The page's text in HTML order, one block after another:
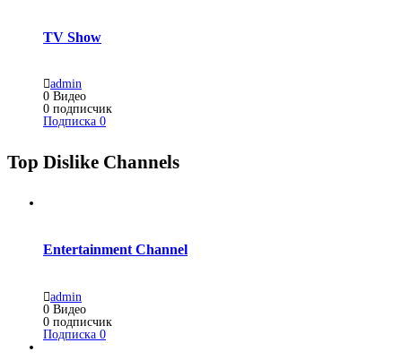
TV Show
admin
0 Видео
0 подписчик
Подписка 0
Top Dislike Channels
Entertainment Channel
admin
0 Видео
0 подписчик
Подписка 0